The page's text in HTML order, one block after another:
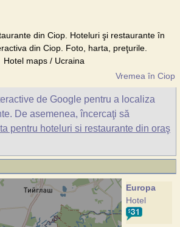
din Ciop. Hoteluri şi restaurante în
din Ciop. Foto, harta, preţurile.
Hotel maps / Ucraina
Vremea în Ciop
de Google pentru a localiza
De asemenea, încercaţi să
pentru hoteluri si restaurante din oraş
Europa
Hotel